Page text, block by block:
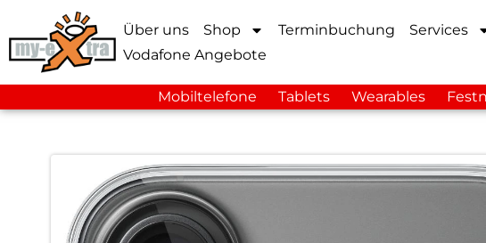
Über uns Shop Terminbuchung Services
Vodafone Angebote
Mobiltelefone Tablets Wearables